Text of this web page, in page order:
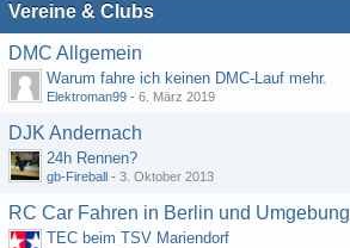
Vereine & Clubs
DMC Allgemein
Warum fahre ich keinen DMC-Lauf mehr.
Elektroman99 - 6. März 2019
DJK Andernach
24h Rennen?
gb-Fireball - 3. Oktober 2013
RC Car Fahren in Berlin und Umgebung
TEC beim TSV Mariendorf